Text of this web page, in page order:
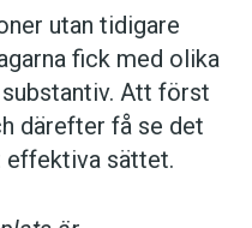
katten? I vilken
från en
Det är en
sätt som
är ofta
och blir därför
har visat att
Dessa
utan tidigare
fick med olika
Att först
därefter få se det
effektiva sättet.